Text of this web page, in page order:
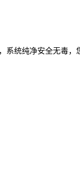
系统纯净安全无毒，